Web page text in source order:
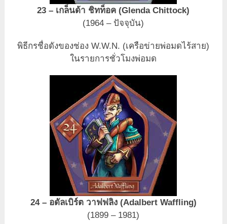
23 – เกล็นด้า ชิทท็อค (Glenda Chittock)
(1964 – ปัจจุบัน)
พิธีกรชื่อดังของช่อง W.W.N. (เครือข่ายพ่อมดไร้สาย)
ในรายการชั่วโมงพ่อมด
24 – อดัลเบิร์ต วาฟฟลิง (Adalbert Waffling)
(1899 – 1981)